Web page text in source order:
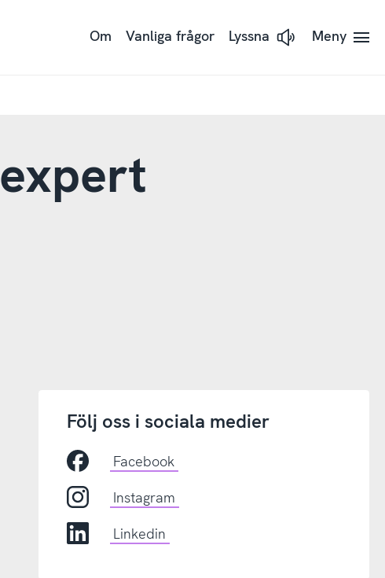
Om Vanliga frågor Lyssna
Lyssna på sidans text
Meny
Följ oss i sociala medier
Facebook
Instagram
Linkedin